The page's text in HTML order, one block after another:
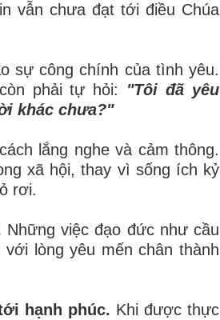
vẫn chưa đạt tới điều Chúa
sự công chính của tình yêu.
phải tự hỏi: "Tôi đã yêu
khác chưa?"
lắng nghe và cảm thông.
xã hội, thay vì sống ích kỷ
rơi.
Những việc đạo đức như cầu
lòng yêu mến chân thành
hạnh phúc. Khi được thực